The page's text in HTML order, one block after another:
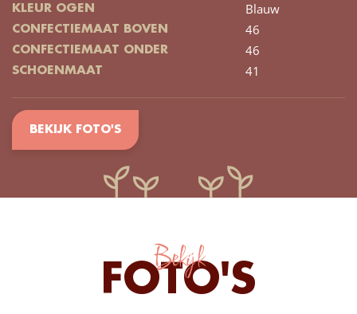
KLEUR OGEN Blauw
CONFECTIEMAAT BOVEN 46
CONFECTIEMAAT ONDER 46
SCHOENMAAT 41
BEKIJK FOTO'S
Bekijk
FOTO'S